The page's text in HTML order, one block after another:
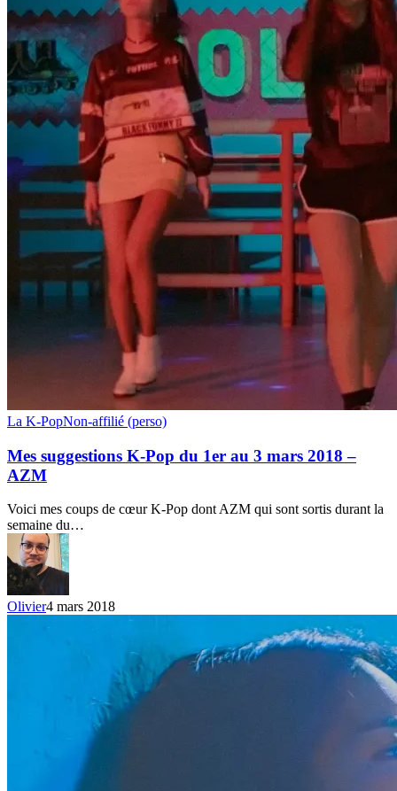
Mes
K-
Pop
du
au
3
mars
2018
–
AZM
La K-PopNon-affilié (perso)
Mes suggestions K-Pop du 1er au 3 mars 2018 –
AZM
Voici mes coups de cœur K-Pop dont AZM qui sont sortis durant la
semaine du…
Olivier4 mars 2018